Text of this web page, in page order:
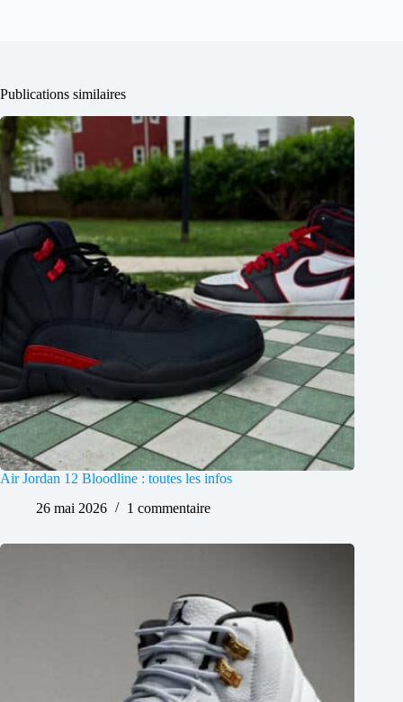
Publications similaires
Air Jordan 12 Bloodline : toutes les infos
26 mai 2026
1 commentaire